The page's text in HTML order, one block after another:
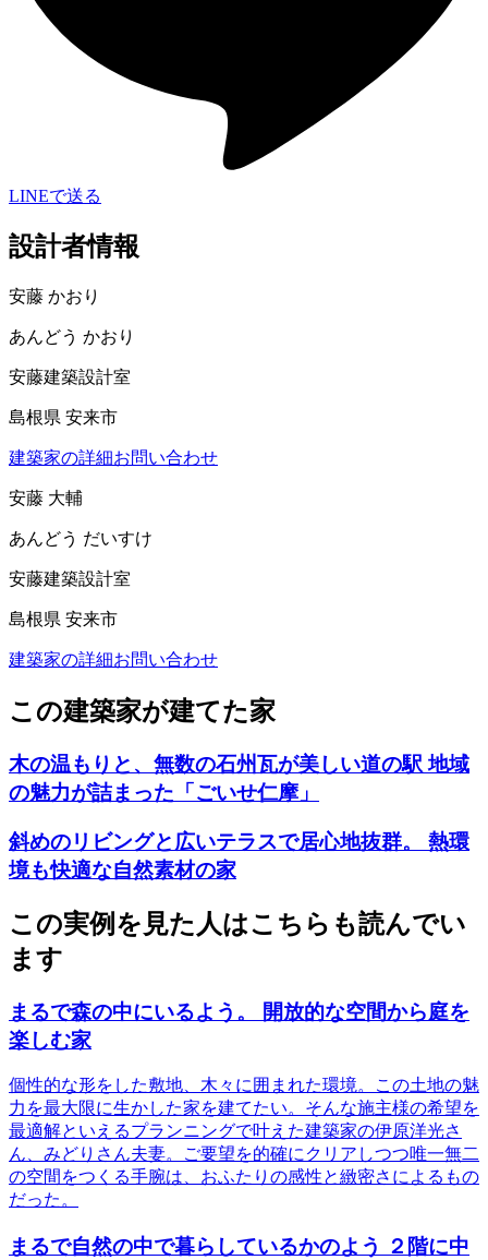
LINEで送る
設計者情報
安藤 かおり
あんどう かおり
安藤建築設計室
島根県 安来市
建築家の詳細お問い合わせ
安藤 大輔
あんどう だいすけ
安藤建築設計室
島根県 安来市
建築家の詳細お問い合わせ
この建築家が建てた家
木の温もりと、無数の石州瓦が美しい道の駅 地域
の魅力が詰まった「ごいせ仁摩」
斜めのリビングと広いテラスで居心地抜群。 熱環
境も快適な自然素材の家
この実例を見た人はこちらも読んでい
ます
まるで森の中にいるよう。 開放的な空間から庭を
楽しむ家
個性的な形をした敷地、木々に囲まれた環境。この土地の魅
力を最大限に生かした家を建てたい。そんな施主様の希望を
最適解といえるプランニングで叶えた建築家の伊原洋光さ
ん、みどりさん夫妻。ご要望を的確にクリアしつつ唯一無二
の空間をつくる手腕は、おふたりの感性と緻密さによるもの
だった。
まるで自然の中で暮らしているかのよう ２階に中